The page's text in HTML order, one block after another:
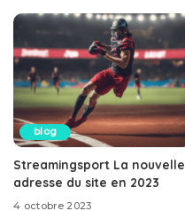
blog
Streamingsport La nouvelle
adresse du site en 2023
4 octobre 2023